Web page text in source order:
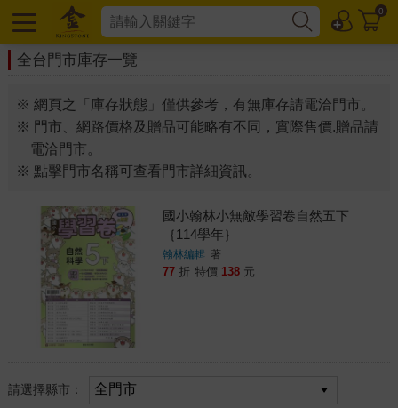
0
全台門市庫存一覽
※ 網頁之「庫存狀態」僅供參考，有無庫存請電洽門市。
※ 門市、網路價格及贈品可能略有不同，實際售價.贈品請
電洽門市。
※ 點擊門市名稱可查看門市詳細資訊。
國小翰林小無敵學習卷自然五下
｛114學年｝
翰林編輯 著
77 折 特價 138 元
請選擇縣市：